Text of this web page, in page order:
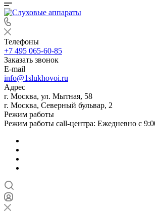
Телефоны
+7 495 065-60-85
Заказать звонок
E-mail
info@1slukhovoi.ru
Адрес
г. Москва, ул. Мытная, 58
г. Москва, Северный бульвар, 2
Режим работы
Режим работы call-центра: Ежедневно с